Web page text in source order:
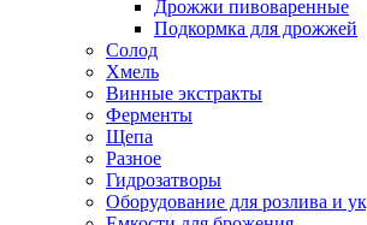
Дрожжи пивоваренные
Подкормка для дрожжей
Солод
Хмель
Винные экстракты
Ферменты
Щепа
Разное
Гидрозатворы
Оборудование для розлива и